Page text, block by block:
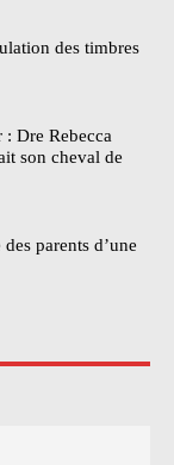
des timbres
Dre Rebecca
son cheval de
parents d’une